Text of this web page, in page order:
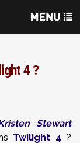
4 ?
Stewart
Twilight 4 ?